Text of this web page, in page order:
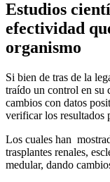
Estudios
efectividad
organismo
Si bien de tras de la
traído un control en su
cambios con datos
verificar los resultados
Los cuales han
trasplantes renales,
medular, dando